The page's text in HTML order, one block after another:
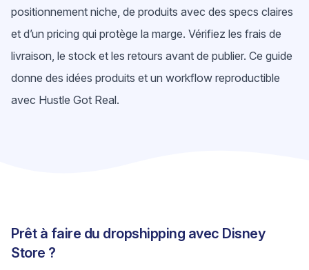
positionnement niche, de produits avec des specs claires
et d’un pricing qui protège la marge. Vérifiez les frais de
livraison, le stock et les retours avant de publier. Ce guide
donne des idées produits et un workflow reproductible
avec Hustle Got Real.
Prêt à faire du dropshipping avec Disney
Store ?